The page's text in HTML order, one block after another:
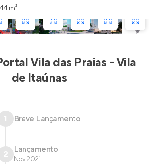
m²
Vila das Praias - Vila
de Itaúnas
1 Breve Lançamento
2 Lançamento
Nov 2021